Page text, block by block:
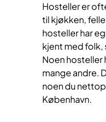
Hosteller er
til kjøkken,
hosteller har
kjent med folk,
Noen hosteller
mange andre.
noen du
København.